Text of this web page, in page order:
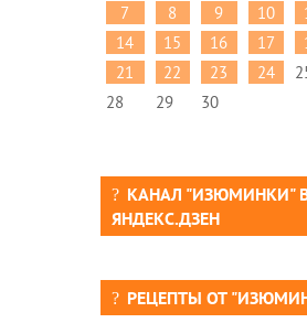
7
8 9 10
14
15 16 17
21
22 23 24
28
29 30
КАНАЛ "ИЗЮМИНКИ"
ЯНДЕКС.ДЗЕН
РЕЦЕПТЫ ОТ